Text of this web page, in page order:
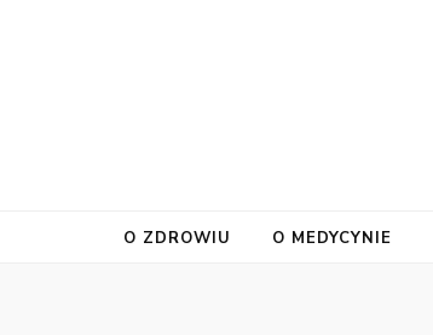
O ZDROWIU O MEDYCYNIE